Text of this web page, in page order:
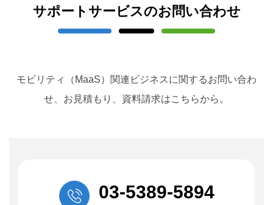
サポートサービスのお問い合わせ
モビリティ（MaaS）関連ビジネスに関するお問い合わ
せ、お見積もり、資料請求はこちらから。
03-5389-5894